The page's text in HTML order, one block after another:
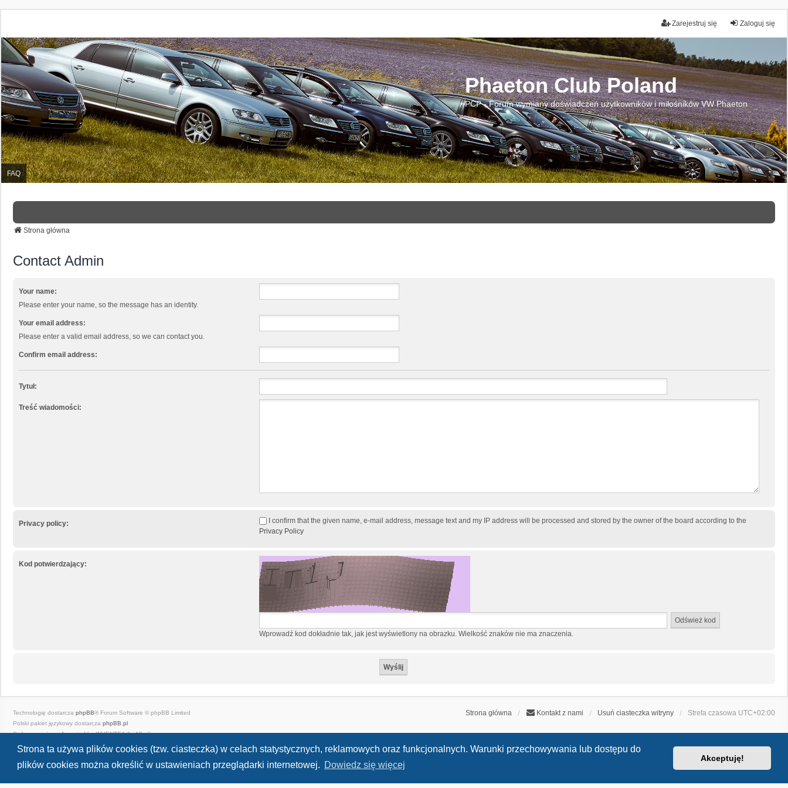
Strona ta używa plików cookies (tzw. ciasteczka) w celach statystycznych, reklamowych oraz funkcjonalnych. Warunki przechowywania lub dostępu do
plików cookies można określić w ustawieniach przeglądarki internetowej. Dowiedz się więcej
Akceptuję!
Zaloguj się
Zarejestruj się
Phaeton Club Poland
PCP - Forum wymiany doświadczeń użytkowników i miłośników VW Phaeton
FAQ
Strona główna
Contact Admin
Your name:
Please enter your name, so the message has an identity.
Your email address:
Please enter a valid email address, so we can contact you.
Confirm email address:
Tytuł:
Treść wiadomości:
Privacy policy:
I confirm that the given name, e-mail address, message text and my IP address will be processed and stored by the owner of the board according to the
Privacy Policy
Kod potwierdzający:
Wprowadź kod dokładnie tak, jak jest wyświetlony na obrazku. Wielkość znaków nie ma znaczenia.
Strona główna Kontakt z nami Usuń ciasteczka witryny Strefa czasowa UTC+02:00
Technologię dostarcza phpBB® Forum Software © phpBB Limited
Polski pakiet językowy dostarcza phpBB.pl
Stylewe_universalcreated by INVENTEA & v12mike
Zasady ochrony danych osobowych
Regulamin